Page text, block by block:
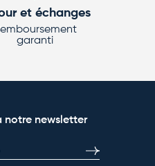
et échanges
garanti
notre newsletter
S’inscrire